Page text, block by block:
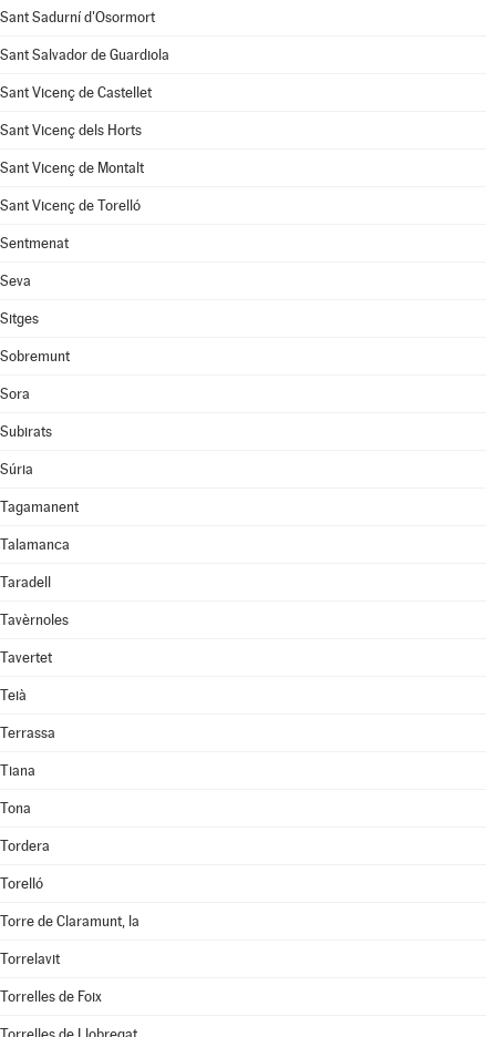
Sant Sadurní d'Osormort
Sant Salvador de Guardiola
Sant Vicenç de Castellet
Sant Vicenç dels Horts
Sant Vicenç de Montalt
Sant Vicenç de Torelló
Sentmenat
Seva
Sitges
Sobremunt
Sora
Subirats
Súria
Tagamanent
Talamanca
Taradell
Tavèrnoles
Tavertet
Teià
Terrassa
Tiana
Tona
Tordera
Torelló
Torre de Claramunt, la
Torrelavit
Torrelles de Foix